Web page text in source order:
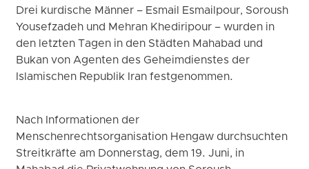
Drei kurdische Männer – Esmail Esmailpour, Soroush
Yousefzadeh und Mehran Khediripour – wurden in
den letzten Tagen in den Städten Mahabad und
Bukan von Agenten des Geheimdienstes der
Islamischen Republik Iran festgenommen.
Nach Informationen der
Menschenrechtsorganisation Hengaw durchsuchten
Streitkräfte am Donnerstag, dem 19. Juni, in